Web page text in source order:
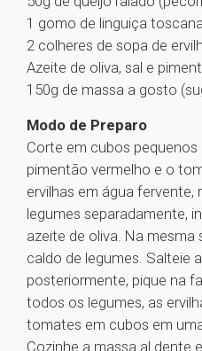
1 gomo de linguiça
2 colheres de sopa de
Azeite de oliva, sal e
150g de massa a gosto
Modo de Preparo
Corte em cubos pequenos
pimentão vermelho e o
ervilhas em água fervente,
legumes separadamente,
azeite de oliva. Na
caldo de legumes. Salteie
posteriormente, pique na
todos os legumes, as
tomates em cubos em
Cozinhe a massa al dente